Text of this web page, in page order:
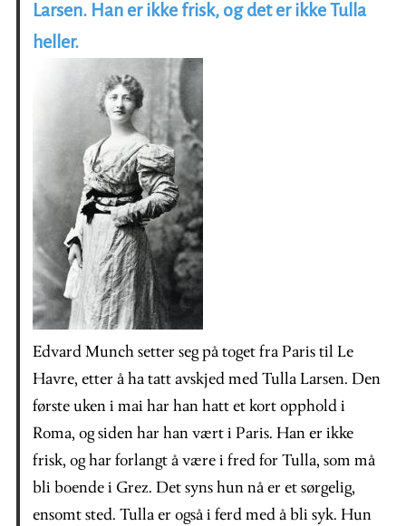
Larsen. Han er ikke frisk, og det er ikke Tulla
heller.
Edvard Munch setter seg på toget fra Paris til Le
Havre, etter å ha tatt avskjed med Tulla Larsen. Den
første uken i mai har han hatt et kort opphold i
Roma, og siden har han vært i Paris. Han er ikke
frisk, og har forlangt å være i fred for Tulla, som må
bli boende i Grez. Det syns hun nå er et sørgelig,
ensomt sted. Tulla er også i ferd med å bli syk. Hun